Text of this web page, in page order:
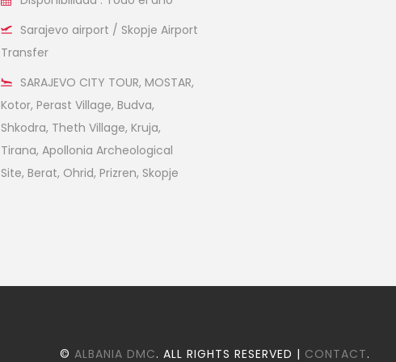
Sarajevo airport / Skopje Airport
Transfer
SARAJEVO CITY TOUR, MOSTAR,
Kotor, Perast Village, Budva,
Shkodra, Theth Village, Kruja,
Tirana, Apollonia Archeological
Site, Berat, Ohrid, Prizren, Skopje
© ALBANIA DMC. ALL RIGHTS RESERVED | CONTACT.